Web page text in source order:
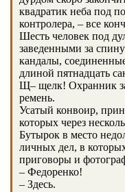
квадратик неба под
контролера, – все
Шесть человек под
заведенными за
кандалы,
длиной пятнадцать
Щ– щелк! Охранник
ремень.
Усатый конвоир,
которых через
Бутырок в место
личных дел, в
приговоры и
– Федоренко!
– Здесь.